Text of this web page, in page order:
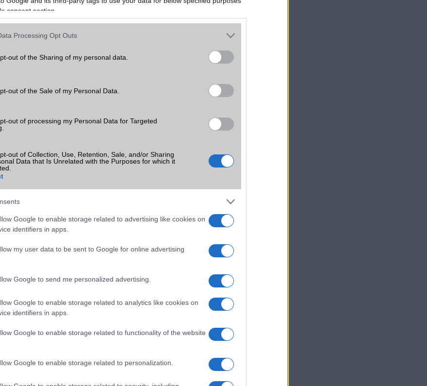
consent section.
Processing Opt Outs
out of the Sharing of my personal data.
out of the Sale of my Personal Data.
out of processing my Personal Data for Targeted
out of Collection, Use, Retention, Sale, and/or Sharing
Data that Is Unrelated with the Purposes for which it
Google to enable storage related to advertising like cookies on
identifiers in apps.
my user data to be sent to Google for online advertising
Google to send me personalized advertising.
Google to enable storage related to analytics like cookies on
identifiers in apps.
Google to enable storage related to functionality of the website
Google to enable storage related to personalization.
de folyamatosan fejlődik. Ma már könnyedén lehetőség van két
történő megjelenítésére a képernyőn. Több alkalmazás is nyitható
tűnik, hogy a Google komolyan foglalkozik az Android asztali
és már előrehaladást ért el ezen a téren. Az Android Authority
egy kis menüvel, amely akkor jelenik meg, ha megérintjük a kis
alkalmazás tetején. A menü lehetőséget kínál a teljes képernyős,